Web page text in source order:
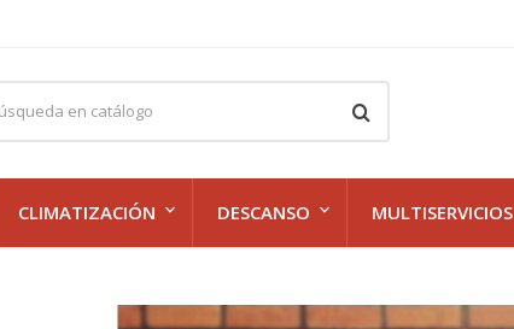
CLIMATIZACIÓN DESCANSO MULTISERVICIOS